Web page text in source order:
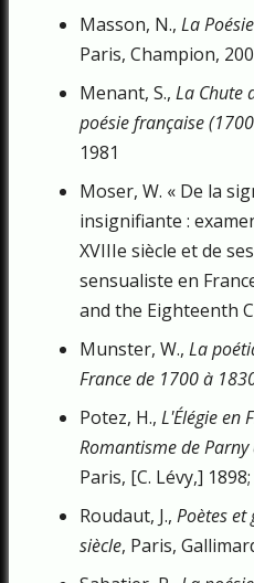
Masson, N., La
Paris, Champion,
Menant, S., La Chute
poésie française
1981
Moser, W. « De la
insignifiante :
XVIIIe siècle et de
sensualiste en
and the Eighteenth
Munster, W., La
France de 1700 à
Potez, H., L'Élégie en
Romantisme de
Paris, [C. Lévy,]
Roudaut, J., Poètes et
siècle, Paris,